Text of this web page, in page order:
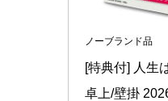
ノーブランド品
[特典付] 人生
卓上/壁掛